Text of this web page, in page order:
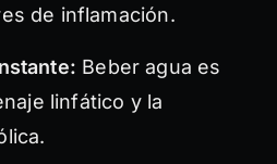
de inflamación.
Beber agua es
linfático y la